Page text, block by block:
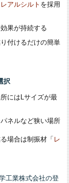
レアルシルト を採用
果が持続する
付けるだけの簡単
択
にはLサイズが最
ネルなど狭い場所
場合は制振材「 レ
工業株式会社の登